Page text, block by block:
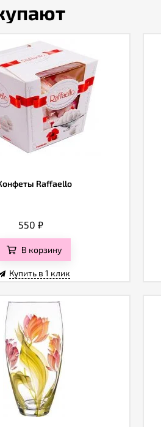
Raffaello
550 ₽
В корзину
Купить в 1 клик